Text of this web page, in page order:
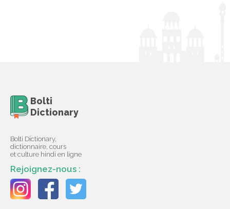
Bolti
Dictionary
Bolti Dictionary,
dictionnaire, cours
et culture hindi en ligne
Rejoignez-nous :